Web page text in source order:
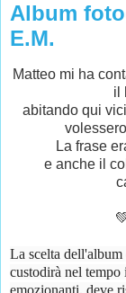
Album
E.M.
Matteo mi ha
il
abitando qui
La frase
e anche il
La scelta
custodirà nel
emozionanti, deve